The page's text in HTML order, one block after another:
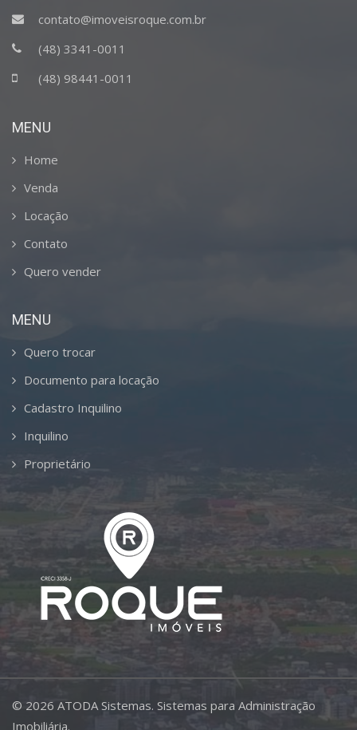
contato@imoveisroque.com.br
(48) 3341-0011
(48) 98441-0011
MENU
Home
Venda
Locação
Contato
Quero vender
MENU
Quero trocar
Documento para locação
Cadastro Inquilino
Inquilino
Proprietário
© 2026 ATODA Sistemas. Sistemas para Administração
Imobiliária.